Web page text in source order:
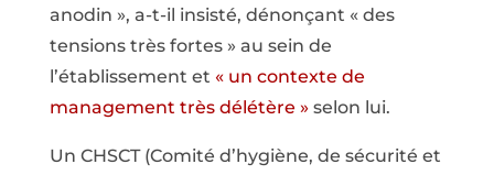
anodin », a-t-il insisté, dénonçant « des
tensions très fortes » au sein de
l’établissement et « un contexte de
management très délétère »selon lui.
Un CHSCT (Comité d’hygiène, de sécurité et